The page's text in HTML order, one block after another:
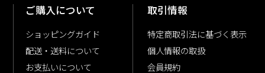
ご購入について
ショッピングガイド
配送・送料について
お支払いについて
取引情報
特定商取引法に基づく表示
個人情報の取扱
会員規約